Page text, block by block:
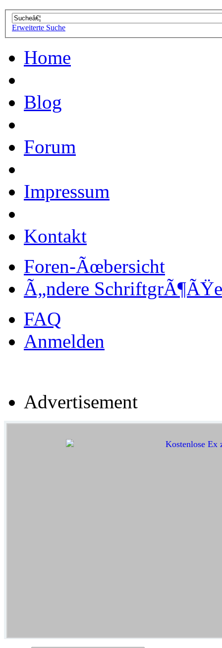
Erweiterte Suche
Home
Blog
Forum
Impressum
Kontakt
Foren-Ãœbersicht
Ã„ndere SchriftgrÃ¶ÃŸe
FAQ
Anmelden
Advertisement